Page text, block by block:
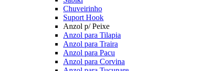
Chuveirinho
Suport Hook
Anzol p/ Peixe
Anzol para Tilapia
Anzol para Traira
Anzol para Pacu
Anzol para Corvina